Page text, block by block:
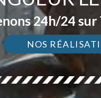
24h/24 sur
NOS